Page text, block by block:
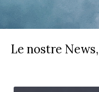
Le nostre